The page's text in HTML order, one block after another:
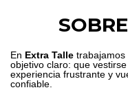
En Extra Talle trabajamos
objetivo claro: que
experiencia frustrante y
confiable.